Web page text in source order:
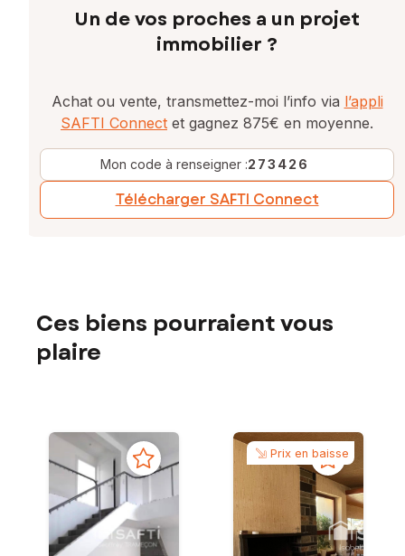
Un de vos proches a un projet
immobilier ?
Achat ou vente, transmettez-moi l’info via l’appli
SAFTI Connect et gagnez 875€ en moyenne.
Mon code à renseigner :273426
Télécharger SAFTI Connect
Ces biens pourraient vous
plaire
Prix en baisse